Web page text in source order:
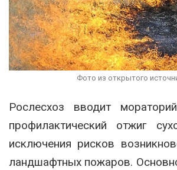
Фото из открытого
Рослесхоз вводит
профилактический отжиг
исключения рисков
ландшафтных пожаров.